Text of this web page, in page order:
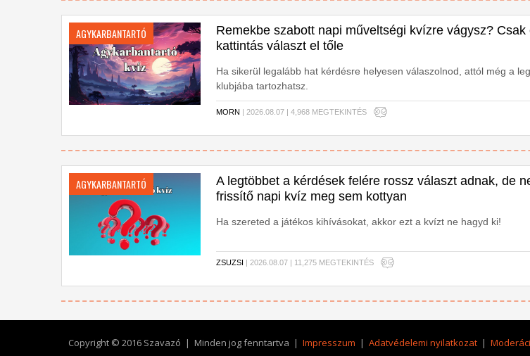
AGYKARBANTARTÓ
Remekbe szabott napi műveltségi kvízre vágysz? Csak
kattintás választ el tőle
Ha sikerül legalább hat kérdésre helyesen válaszolnod, attól még a
klubjába tartozhatsz.
MORN | 2026.08.07 | 4,968 MEGTEKINTÉS
AGYKARBANTARTÓ
A legtöbbet a kérdések felére rossz választ adnak, de
frissítő napi kvíz meg sem kottyan
Ha szereted a játékos kihívásokat, akkor ezt a kvízt ne hagyd ki!
ZSUZSI | 2026.08.07 | 11,275 MEGTEKINTÉS
Copyright © 2016 Szavazó | Minden jog fenntartva | Impresszum | Adatvédelemi nyilatkozat |